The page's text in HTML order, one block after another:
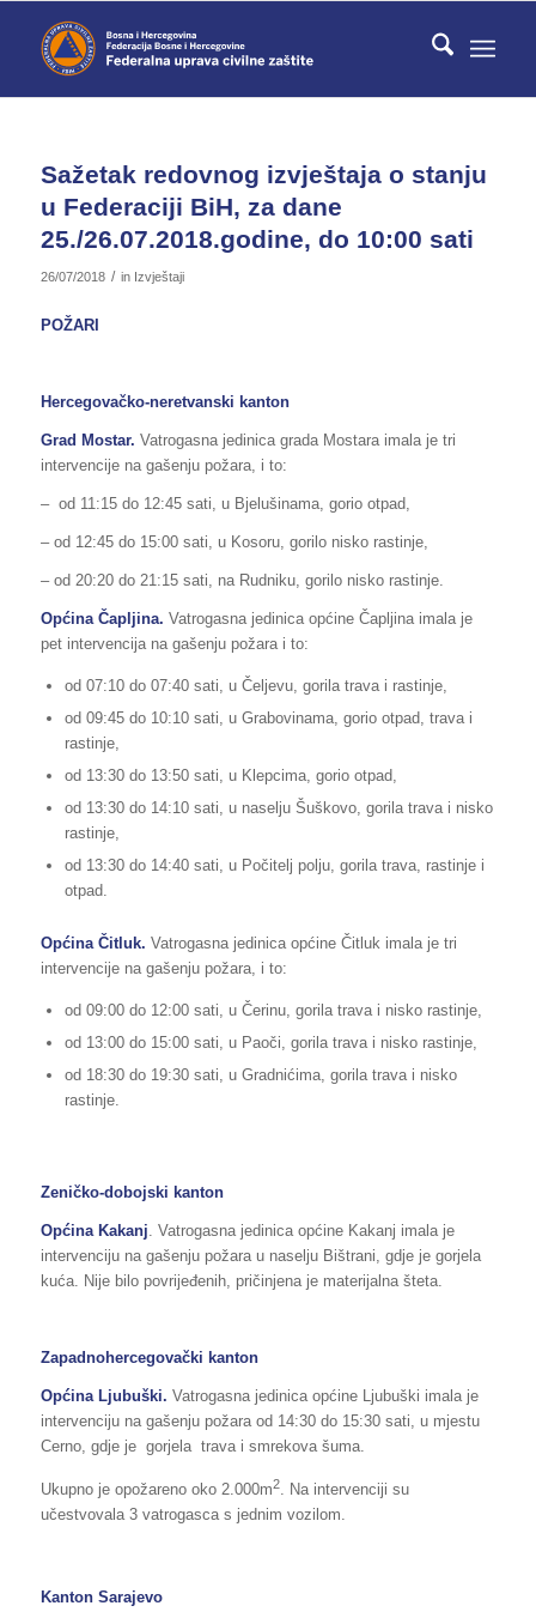
Sažetak redovnog izvještaja o stanju
u Federaciji BiH, za dane
25./26.07.2018.godine, do 10:00 sati
26/07/2018 / in Izvještaji
POŽARI
Hercegovačko-neretvanski kanton
Grad Mostar. Vatrogasna jedinica grada Mostara imala je tri
intervencije na gašenju požara, i to:
– od 11:15 do 12:45 sati, u Bjelušinama, gorio otpad,
– od 12:45 do 15:00 sati, u Kosoru, gorilo nisko rastinje,
– od 20:20 do 21:15 sati, na Rudniku, gorilo nisko rastinje.
Općina Čapljina. Vatrogasna jedinica općine Čapljina imala je
pet intervencija na gašenju požara i to:
od 07:10 do 07:40 sati, u Čeljevu, gorila trava i rastinje,
od 09:45 do 10:10 sati, u Grabovinama, gorio otpad, trava i
rastinje,
od 13:30 do 13:50 sati, u Klepcima, gorio otpad,
od 13:30 do 14:10 sati, u naselju Šuškovo, gorila trava i nisko
rastinje,
od 13:30 do 14:40 sati, u Počitelj polju, gorila trava, rastinje i
otpad.
Općina Čitluk. Vatrogasna jedinica općine Čitluk imala je tri
intervencije na gašenju požara, i to:
od 09:00 do 12:00 sati, u Čerinu, gorila trava i nisko rastinje,
od 13:00 do 15:00 sati, u Paoči, gorila trava i nisko rastinje,
od 18:30 do 19:30 sati, u Gradnićima, gorila trava i nisko
rastinje.
Zeničko-dobojski kanton
Općina Kakanj . Vatrogasna jedinica općine Kakanj imala je
intervenciju na gašenju požara u naselju Bištrani, gdje je gorjela
kuća. Nije bilo povrijeđenih, pričinjena je materijalna šteta.
Zapadnohercegovački kanton
Općina Ljubuški. Vatrogasna jedinica općine Ljubuški imala je
intervenciju na gašenju požara od 14:30 do 15:30 sati, u mjestu
Cerno, gdje je gorjela trava i smrekova šuma.
Ukupno je opožareno oko 2.000m2. Na intervenciji su
učestvovala 3 vatrogasca s jednim vozilom.
Kanton Sarajevo